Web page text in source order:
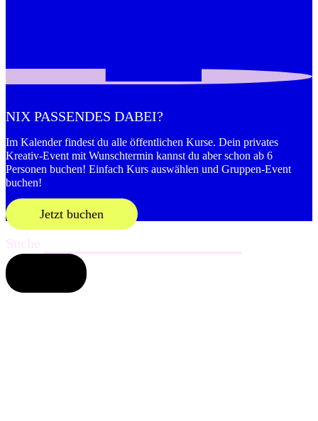
NIX PASSENDES DABEI?
Im Kalender findest du alle öffentlichen Kurse. Dein privates
Kreativ-Event mit Wunschtermin kannst du aber schon ab 6
Personen buchen! Einfach Kurs auswählen und Gruppen-Event
buchen!
Jetzt buchen
Suche